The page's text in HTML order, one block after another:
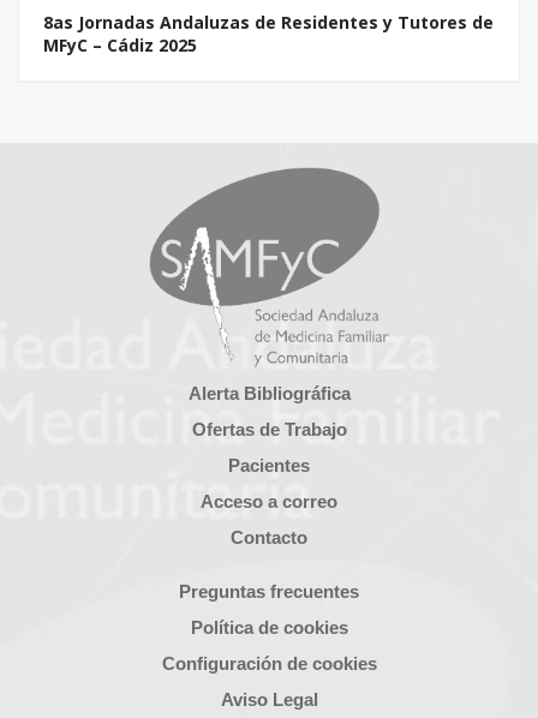
8as Jornadas Andaluzas de Residentes y Tutores de
MFyC – Cádiz 2025
Alerta Bibliográfica
Ofertas de Trabajo
Pacientes
Acceso a correo
Contacto
Preguntas frecuentes
Política de cookies
Configuración de cookies
Aviso Legal